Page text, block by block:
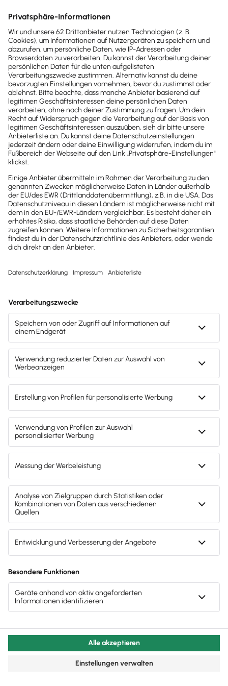
Wir benötigen Ihre Zustimmung,
um den YouTube Video-Service zu
laden!
Wir verwenden einen Service eines
Drittanbieters, um Videoinhalte
einzubetten. Dieser Service kann
Daten zu Ihren Aktivitäten
sammeln. Bitte lesen Sie die
Details durch und stimmen Sie der
Nutzung des Service zu, um
dieses Video anzusehen.
Mehr Informationen
Akzeptieren
Änderungen im Nachweisgesetz: Was gilt für
bestehende Arbeitsverträge?
Nachweisgesetz für Arbeitsverträge: Bußgeld bei
Nichteinhaltung
Neue Pflichten für Entleiher und weitere Änderungen
Umsetzung des Nachweisgesetzes für
Arbeitsverträge in der Praxis
FAQs: Häufige Fragen zum Nachweisgesetz für den
Arbeitsvertrag
Drucken / PDF speichern
Newsletter abonnieren
Passende Themen
Arbeitsvertrag Personalmanagement
wir auf diesem Portal, wann immer möglich, genderneutrale
Bezeichnungen. Daneben weichen wir auf das generische Maskulinum
aus. Hiermit sind ausdrücklich alle Geschlechter (m/w/d) mitgemeint.
Diese Vorgehensweise hat lediglich redaktionelle Gründe und
beinhaltet keinerlei Wertung.
Fachartikel & News
Noch mehr zum Thema
Mitarbeiter & Gehalt
Alle Artikel zum Thema anzeigen
Mitarbeiter & Gehalt
A1-Bescheinigung: Arbeitspflicht im EU-
Mögliche Abschaffung der A1-Bescheinigung